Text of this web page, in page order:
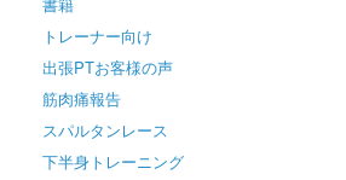
書籍
トレーナー向け
出張PTお客様の声
筋肉痛報告
スパルタンレース
下半身トレーニング